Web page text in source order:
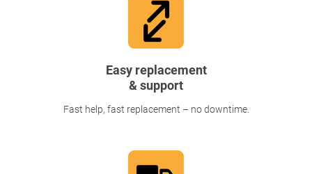
Easy replacement
& support
Fast help, fast replacement – no downtime.